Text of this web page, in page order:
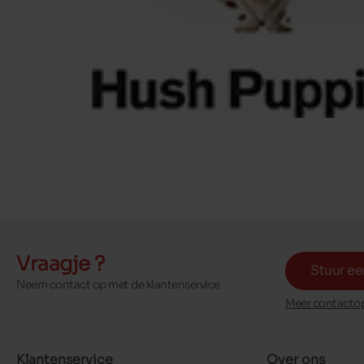
Vraagje ?
Neem contact op met de klantenservice
Stuur
Meer
Klantenservice Over ons